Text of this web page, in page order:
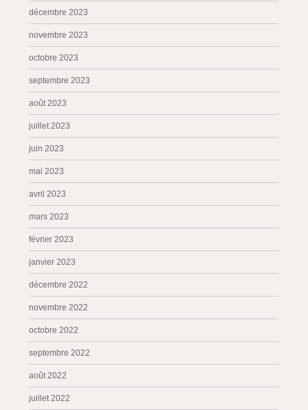
décembre 2023
novembre 2023
octobre 2023
septembre 2023
août 2023
juillet 2023
juin 2023
mai 2023
avril 2023
mars 2023
février 2023
janvier 2023
décembre 2022
novembre 2022
octobre 2022
septembre 2022
août 2022
juillet 2022